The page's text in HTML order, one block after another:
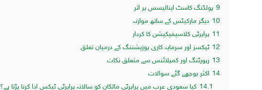
9 ہولڈنگ کاسٹ اینالیسس پر اثر
10 دیگر مارکیٹس کے ساتھ موازنہ
11 پراپرٹی کلاسیفیکیشن کا کردار
12 ٹیکسز اور سرمایہ کاری پوزیشننگ کے درمیان تعلق
13 رپورٹنگ اور کمپلائنس سے متعلق نکات
14 اکثر پوچھے گئے سوالات
14.1 کیا سعودی عرب میں پراپرٹی مالکان کو سالانہ پراپرٹی ٹیکس ادا کرنا پڑتا ہے؟